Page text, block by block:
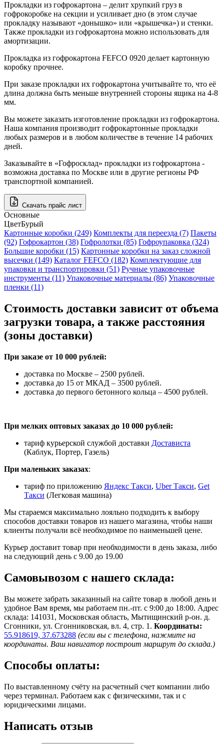
Прокладки из гофрокартона – делит хрупкий груз в
гофрокоробке на секции и усиливает дно (в этом случае
прокладку называют «донышко» или «крышечка») и стенки.
Также прокладки из гофрокартона можно использовать для
амортизации.
Прокладка из гофрокартона FEFCO 0920 делает картонную
коробку прочнее.
При заказе прокладки их гофрокартона учитывайте то, что её
длина должна быть меньше внутренней стороны ящика на 4-8
мм.
Вы можете заказать изготовление прокладки из гофрокартона.
Наша компания производит гофрокартонные прокладки
любых размеров и в любом количестве в течение 14 рабочих
дней.
Заказывайте в «Гофросклад» прокладки из гофрокартона -
возможна доставка по Москве или в другие регионы РФ
транспортной компанией.
Скачать прайс лист
Основные
ЦветБурый
Картонные коробки (249) Комплекты для переезда (7) Пакеты
(92) Гофрокартон (38) Гофролотки (85) Гофроупаковка (324)
Большие коробки (15) Картонные коробки на заказ сложной
высечки (149) Каталог FEFCO (182) Комплектующие для
упаковки и транспортировки (51) Ручные упаковочные
инструменты (11) Упаковочные материалы (86) Упаковочные
пленки (11)
Стоимость доставки зависит от объема
загрузки товара, а также расстояния
(зоны доставки)
При заказе от 10 000 рублей:
доставка по Москве – 2500 рублей.
доставка до 15 от МКАД – 3500 рублей.
доставка до первого бетонного кольца – 4500 рублей.
При мелких оптовых заказах до 10 000 рублей:
тариф курьерской службой доставки Достависта
(Каблук, Портер, Газель)
При маленьких заказах:
тариф по приложению Яндекс Такси, Uber Такси, Get
Такси (Легковая машина)
Мы стараемся максимально лояльно подходить к выбору
способов доставки товаров из нашего магазина, чтобы наши
клиенты получали всё необходимое по наименьшей цене.
Курьер доставит товар при необходимости в день заказа, либо
на следующий день с 9.00 до 19.00
Самовывозом с нашего склада:
Вы можете забрать заказанный на сайте товар в любой день и
удобное Вам время, мы работаем пн.-пт. с 9:00 до 18:00. Адрес
склада: 141031, Московская область, Мытищинский р-он. д.
Сгонники, ул. Сгонниковская, вл. 4, стр. 1. Координаты:
55.918619, 37.673288 (если вы с телефона, нажмите на
координаты. Ваш навигатор построит маршрут до склада.)
Способы оплаты:
По выставленному счёту на расчетный счет компании либо
через терминал. Работаем как с физическими, так и с
юридическими лицами.
Написать отзыв